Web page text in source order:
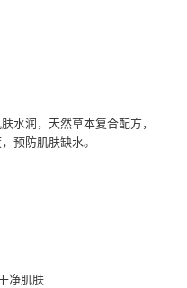
水润，天然草本复合配方，
预防肌肤缺水。
净肌肤